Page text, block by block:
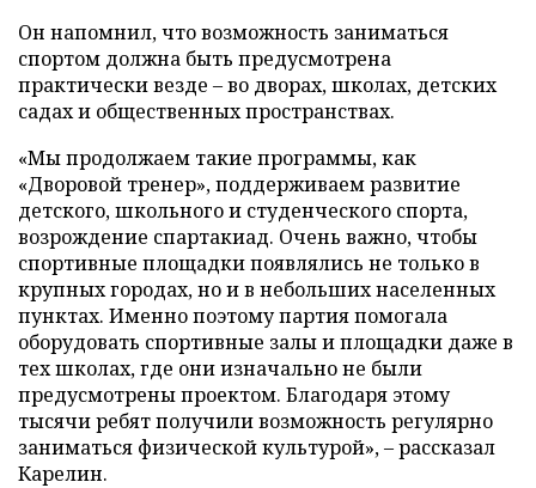
Он напомнил, что возможность заниматься
спортом должна быть предусмотрена
практически везде – во дворах, школах, детских
садах и общественных пространствах.
«Мы продолжаем такие программы, как
«Дворовой тренер», поддерживаем развитие
детского, школьного и студенческого спорта,
возрождение спартакиад. Очень важно, чтобы
спортивные площадки появлялись не только в
крупных городах, но и в небольших населенных
пунктах. Именно поэтому партия помогала
оборудовать спортивные залы и площадки даже в
тех школах, где они изначально не были
предусмотрены проектом. Благодаря этому
тысячи ребят получили возможность регулярно
заниматься физической культурой», – рассказал
Карелин.